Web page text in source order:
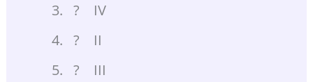
? IV
? II
? III